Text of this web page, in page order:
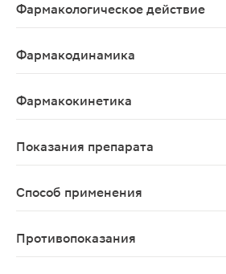
Фармакологическое действие
Фармакодинамика
Фармакокинетика
Показания препарата
Способ применения
Противопоказания